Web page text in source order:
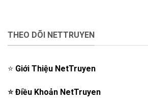
THEO DÕI NETTRUYEN
⭐️ Giới Thiệu NetTruyen
⭐️Điều Khoản NetTruyen